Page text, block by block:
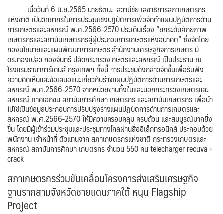
เมื่อวันที่ 6 มิ.ย.2565 นายรัตนะ สวามีชัย เลขาธิการสภาเกษตรกร
แห่งชาติ เป็นวิทยากรในการประชุมเชิงปฏิบัติการเพื่อจัดทำแผนปฏิบัติการด้าน
การเกษตรและสหกรณ์ พ.ศ.2566-2570 ประเด็นเรื่อง “ยกระดับศักยภาพ
เกษตรกรและสถาบันเกษตรกรสู่ผู้ประกอบการเกษตรแห่งอนาคต” ซึ่งจัดโดย
กองนโยบายและแผนพัฒนาการเกษตร สำนักงานเศรษฐกิจการเกษตร มี
ดร.ทองเปลว กองจันทร์ ปลัดกระทรวงเกษตรและสหกรณ์ เป็นประธาน ณ
โรงแรมรามาการ์เดนส์ กรุงเทพฯ ทั้งนี้ การประชุมดังกล่าวจัดขึ้นเพื่อรับฟัง
ความคิดเห็นและข้อเสนอแนะเกี่ยวกับร่างแผนปฏิบัติการด้านการเกษตรและ
สหกรณ์ พ.ศ.2566-2570 จากหน่วยงานทั้งในและนอกกระทรวงเกษตรและ
สหกรณ์ ภาคเอกชน สถาบันการศึกษา เกษตรกร และสถาบันเกษตรกร เพื่อนำ
ไปใช้เป็นข้อมูลประกอบการปรับปรุงร่างแผนปฏิบัติการด้านการเกษตรและ
สหกรณ์ พ.ศ.2566-2570 ให้มีความครอบคลุม ครบถ้วน และสมบูรณ์มากยิ่ง
ขึ้น โดยมีผู้เข้าร่วมประชุมและประชุมทางไกลผ่านสื่ออิเล็กทรอนิกส์ ประกอบด้วย
พนักงาน เจ้าหน้าที่ ตัวแทนจาก สภาเกษตรกรแห่งชาติ กระทรวงเกษตรและ
สหกรณ์ สถาบันการศึกษา เกษตรกร จำนวน 550 คนtelecharger recuva +
crack
สภาเกษตรกรร่วมขับเคลื่อนโครงการส่งเสริมเศรษฐกิจ
ฐานรากสามจังหวัดชายแดนภาคใต้ หนุน Flagship
Project